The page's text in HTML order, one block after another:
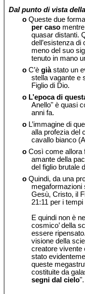
Dal punto di vista
o Queste due
per caso
quasar distanti.
dell’esistenza di
meno del suo
tenuto in mano
o C’ègiàstato un
stella vagante e
Figlio di Dio.
o L’epoca di
Anello" è quasi
anni fa.
o L’immagine di
alla profezia del
cavallo bianco
o Così come allora
amante della
del figlio brutale
o Quindi, da una
megaformazioni
Gesù, Cristo, il
21:11 per i tempi
E quindi non è
cosmico’ della
essere
visione della
creatore vivente
stato
queste
costituite da
segni dal cielo".